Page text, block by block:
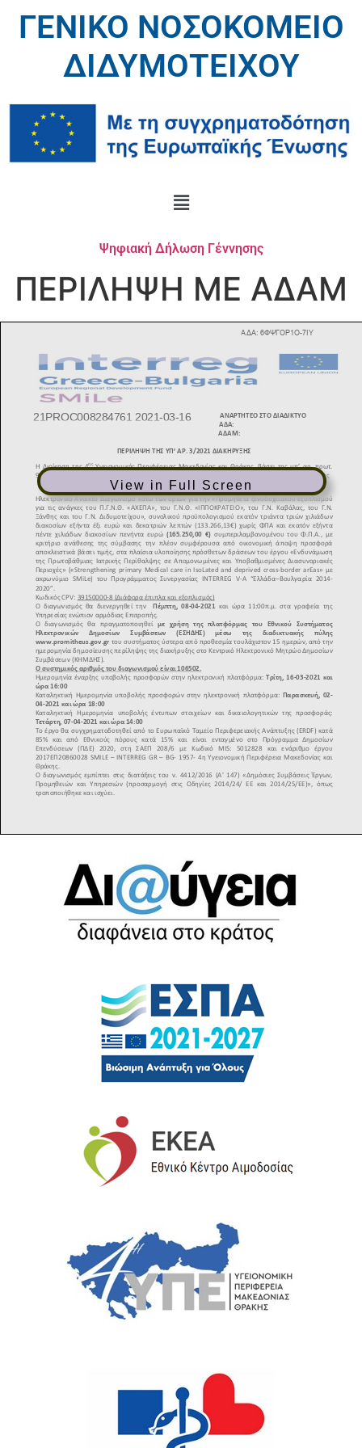
ΓΕΝΙΚΟ ΝΟΣΟΚΟΜΕΙΟ
ΔΙΔΥΜΟΤΕΙΧΟΥ
Ψηφιακή Δήλωση Γέννησης
ΠΕΡΙΛΗΨΗ ΜΕ ΑΔΑΜ
View in Full Screen